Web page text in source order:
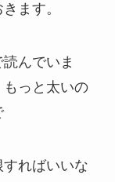
ます。
んでいま
っと太いの
ればいいな